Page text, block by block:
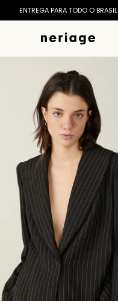
ENTREGA PARA TODO O BRASIL